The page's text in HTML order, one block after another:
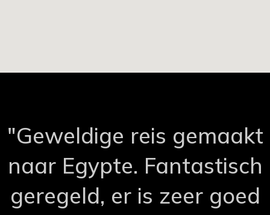
"Geweldige reis gemaakt
naar Egypte. Fantastisch
geregeld, er is zeer goed